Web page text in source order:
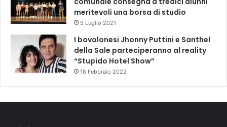
meritevoli una borsa di studio
5 Luglio 2021
I bovolonesi Jhonny Puttini e Santhel
della Sale parteciperanno al reality
“Stupido Hotel Show”
18 Febbraio 2022